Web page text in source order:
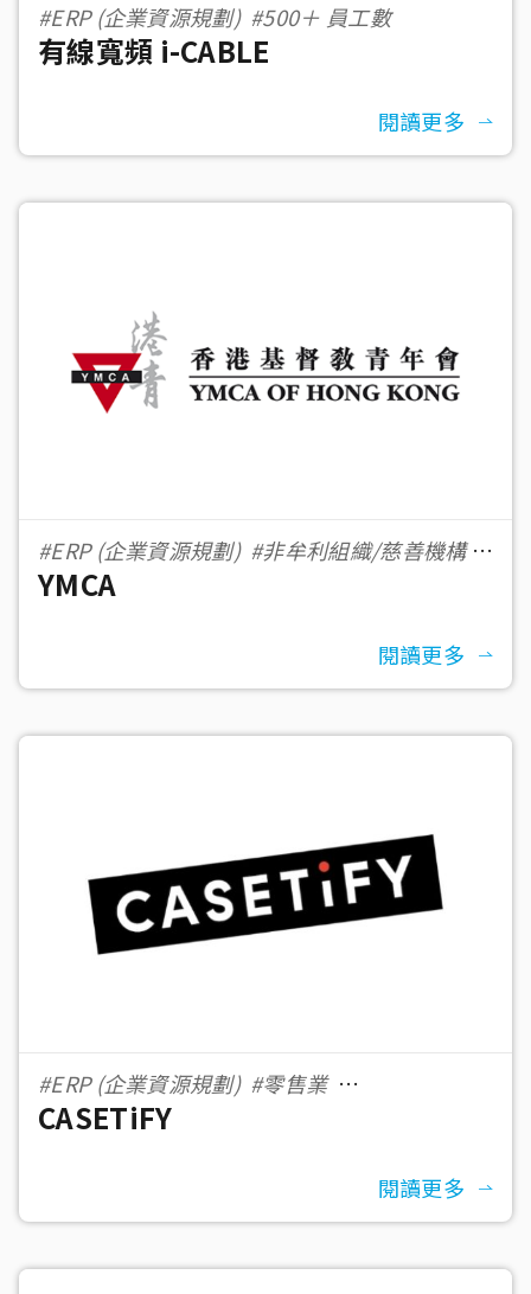
#ERP (企業資源規劃) #500＋ 員工數
有線寬頻 i-CABLE
閱讀更多
#ERP (企業資源規劃) #非牟利組織/慈善機構
#500＋ 員工數
YMCA
閱讀更多
#ERP (企業資源規劃) #零售業
#eCommerce 電子商務
CASETiFY
閱讀更多